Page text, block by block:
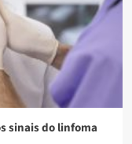
sinais do linfoma